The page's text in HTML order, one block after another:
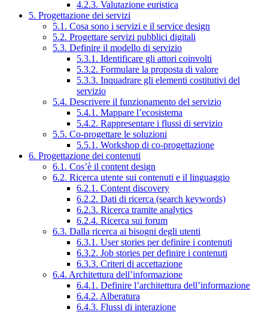
4.2.3. Valutazione euristica
5. Progettazione dei servizi
5.1. Cosa sono i servizi e il service design
5.2. Progettare servizi pubblici digitali
5.3. Definire il modello di servizio
5.3.1. Identificare gli attori coinvolti
5.3.2. Formulare la proposta di valore
5.3.3. Inquadrare gli elementi costitutivi del
servizio
5.4. Descrivere il funzionamento del servizio
5.4.1. Mappare l’ecosistema
5.4.2. Rappresentare i flussi di servizio
5.5. Co-progettare le soluzioni
5.5.1. Workshop di co-progettazione
6. Progettazione dei contenuti
6.1. Cos’è il content design
6.2. Ricerca utente sui contenuti e il linguaggio
6.2.1. Content discovery
6.2.2. Dati di ricerca (search keywords)
6.2.3. Ricerca tramite analytics
6.2.4. Ricerca sui forum
6.3. Dalla ricerca ai bisogni degli utenti
6.3.1. User stories per definire i contenuti
6.3.2. Job stories per definire i contenuti
6.3.3. Criteri di accettazione
6.4. Architettura dell’informazione
6.4.1. Definire l’architettura dell’informazione
6.4.2. Alberatura
6.4.3. Flussi di interazione